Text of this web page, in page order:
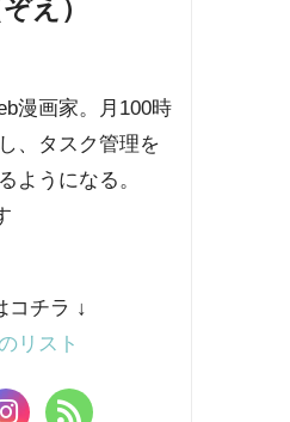
え）
漫画家。月100時
、タスク管理を
ようになる。
コチラ ↓
リスト